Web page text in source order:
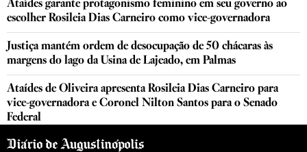
Ataídes garante protagonismo feminino em seu governo ao
escolher Rosileia Dias Carneiro como vice-governadora
Justiça mantém ordem de desocupação de 50 chácaras às
margens do lago da Usina de Lajeado, em Palmas
Ataídes de Oliveira apresenta Rosileia Dias Carneiro para
vice-governadora e Coronel Nilton Santos para o Senado
Federal